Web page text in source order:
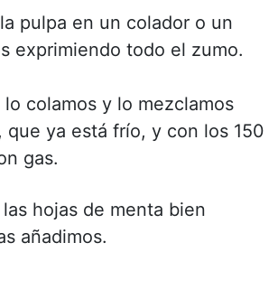
pulpa en un colador o un
exprimiendo todo el zumo.
colamos y lo mezclamos
que ya está frío, y con los 150
gas.
hojas de menta bien
añadimos.